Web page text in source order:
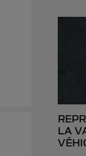
LA
du foyer ayant